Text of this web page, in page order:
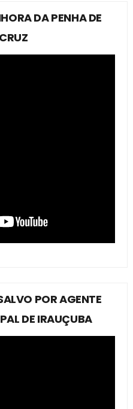
DA PENHA DE
POR AGENTE
DE IRAUÇUBA